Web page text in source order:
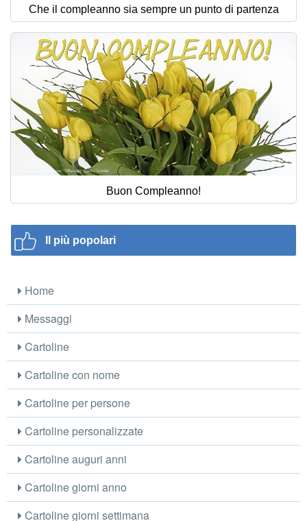
Che il compleanno sia sempre un punto di partenza
Buon Compleanno!
Il più popolari
Home
Messaggi
Cartoline
Cartoline con nome
Cartoline per persone
Cartoline personalizzate
Cartoline auguri anni
Cartoline giorni anno
Cartoline giorni settimana